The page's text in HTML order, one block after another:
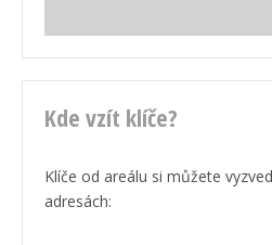
Kde vzít klíče?
Klíče od areálu si můžete
adresách: